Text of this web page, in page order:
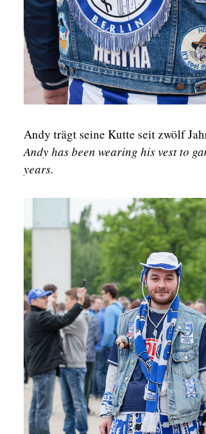
Andy trägt seine Kutte seit zwölf
Andy has been wearing his vest to
years.